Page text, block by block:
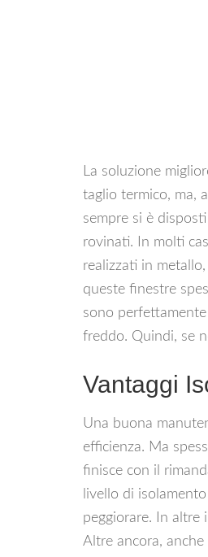
La soluzione
taglio termico, ma,
sempre si è
rovinati. In molti
realizzati in
queste finestre
sono
freddo. Quindi, se
Vantaggi
Una buona
efficienza. Ma
finisce con il
livello di
peggiorare. In altre
Altre ancora,